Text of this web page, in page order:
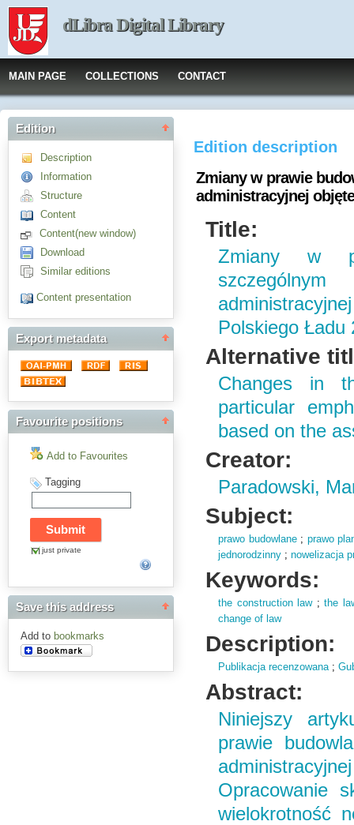
dLibra Digital Library
MAIN PAGE COLLECTIONS CONTACT
Edition
Description
Information
Structure
Content
Content(new window)
Download
Similar editions
Content presentation
Export metadata
Favourite positions
Add to Favourites
Tagging
just private
Save this address
Add to bookmarks
Edition description
Zmiany w prawie
administracyjnej
Title:
Zmiany w
szczególnym
Polskiego Ładu
Alternative
Changes in
particular
based on the
Creator:
Paradowski,
Subject:
prawo budowlane; prawo
jednorodzinny ;nowelizacja
Keywords:
the construction law;the
change of law
Description:
Publikacja recenzowana;
Abstract:
Niniejszy
prawie
Opracowanie
wielokrotność